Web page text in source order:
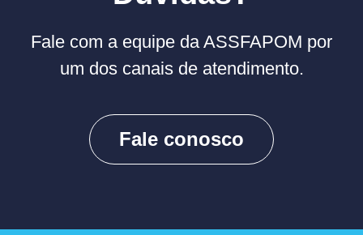
Fale com a equipe da ASSFAPOM por
um dos canais de atendimento.
Fale conosco